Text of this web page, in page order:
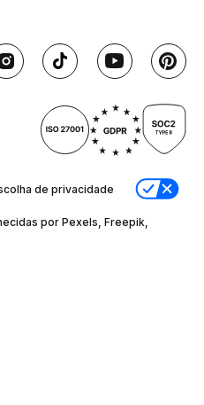
de privacidade
por Pexels, Freepik,